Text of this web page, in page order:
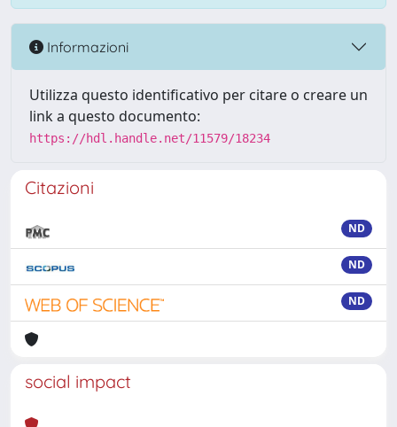
Informazioni
Utilizza questo identificativo per citare o creare un
link a questo documento:
https://hdl.handle.net/11579/18234
Citazioni
ND
ND
ND
social impact